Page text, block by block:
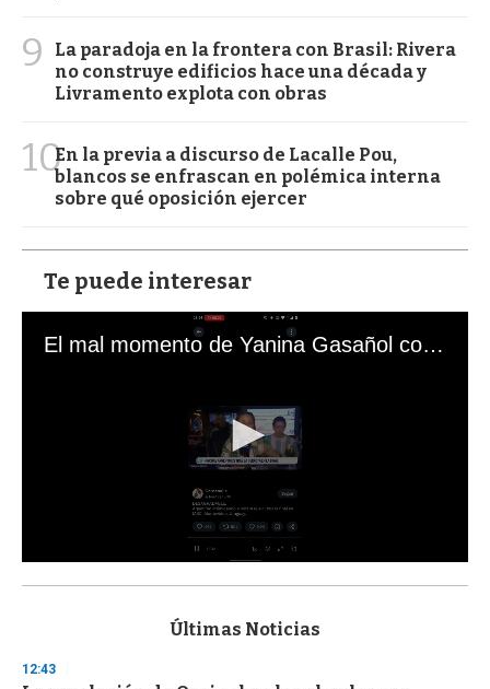
9
La paradoja en la frontera con Brasil: Rivera
no construye edificios hace una década y
Livramento explota con obras
10En la previa a discurso de Lacalle Pou,
blancos se enfrascan en polémica interna
sobre qué oposición ejercer
Te puede interesar
El mal momento de Yanina Gasañol con un hincha argentino en "Subrayado"
s
d
Últimas Noticias
12:43